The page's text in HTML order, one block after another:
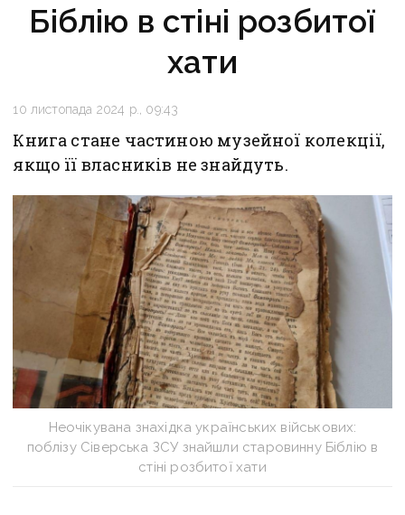
Біблію в стіні розбитої
хати
10 листопада 2024 р., 09:43
Книга стане частиною музейної колекції,
якщо її власників не знайдуть.
Неочікувана знахідка українських військових:
поблізу Сіверська ЗСУ знайшли старовинну Біблію в
стіні розбитої хати